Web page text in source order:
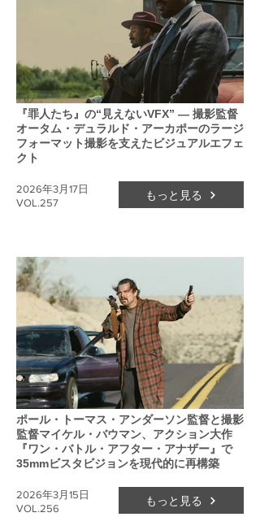
『罪人たち』の“見えないVFX” ― 撮影監督
オータム・デュラルド・アーカポーのラージ
フォーマット撮影を支えたビジュアルエフェ
クト
VOL.257
2026年3月17日 もっと見る
ポール・トーマス・アンダーソン監督と撮影
監督マイケル・バウマン、アクション大作
『ワン・バトル・アフター・アナザー』で
35mmビスタビジョンを現代的に再構築
VOL.256
2026年3月15日 もっと見る